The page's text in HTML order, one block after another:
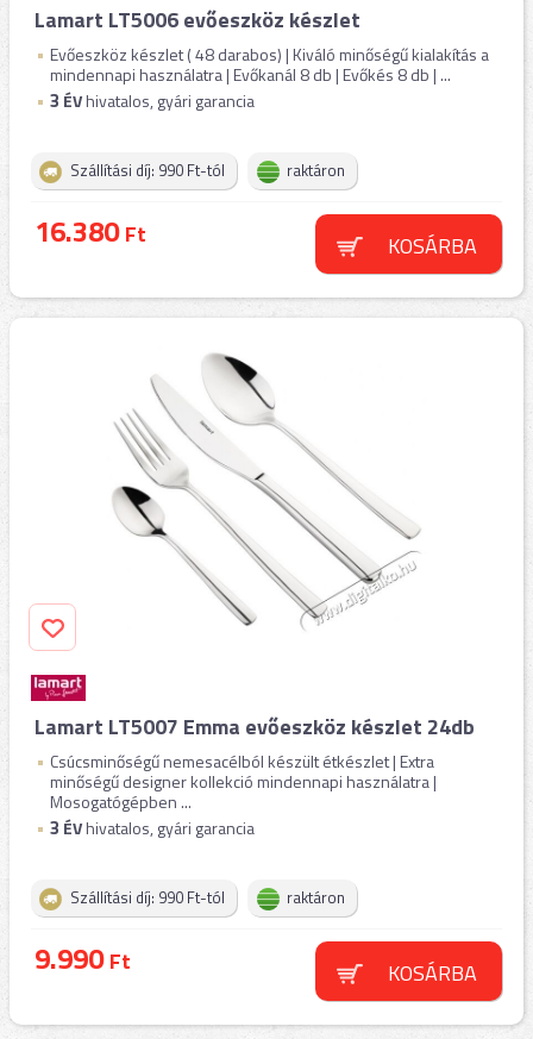
Lamart LT5006 evőeszköz készlet
Evőeszköz készlet ( 48 darabos) | Kiváló minőségű kialakítás a
mindennapi használatra | Evőkanál 8 db | Evőkés 8 db | ...
3 ÉVhivatalos, gyári garancia
Szállítási díj: 990 Ft-tól raktáron
16.380Ft KOSÁRBA
Lamart LT5007 Emma evőeszköz készlet 24db
Csúcsminőségű nemesacélból készült étkészlet | Extra
minőségű designer kollekció mindennapi használatra |
Mosogatógépben ...
3 ÉVhivatalos, gyári garancia
Szállítási díj: 990 Ft-tól raktáron
9.990Ft KOSÁRBA